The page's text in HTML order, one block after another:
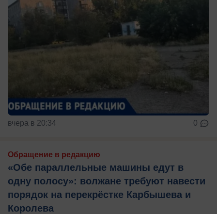
вчера в 20:34 0
Обращение в редакцию
«Обе параллельные машины едут в
одну полосу»: волжане требуют навести
порядок на перекрёстке Карбышева и
Королева